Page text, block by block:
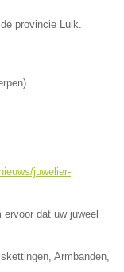
provincie Luik.
)
juwelier-
dat uw juweel
Armbanden,